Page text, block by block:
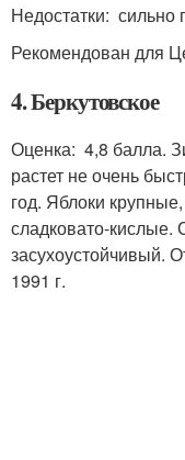
Недостатки: сильно
Рекомендован для
4. Беркутовское
Оценка: 4,8 балла.
растет не очень
год. Яблоки
сладковато-кислые.
засухоустойчивый.
1991 г.